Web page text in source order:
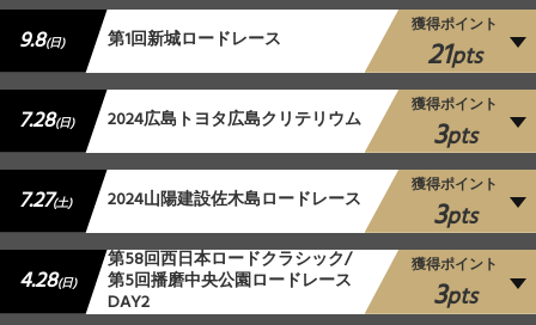
9.8(日) 第1回新城ロードレース
獲得ポイント
21pts
7.28(日) 2024広島トヨタ広島クリテリウム
獲得ポイント
3pts
7.27(土) 2024山陽建設佐木島ロードレース
獲得ポイント
3pts
4.28(日)
第58回西日本ロードクラシック/
第5回播磨中央公園ロードレース
DAY2
獲得ポイント
3pts